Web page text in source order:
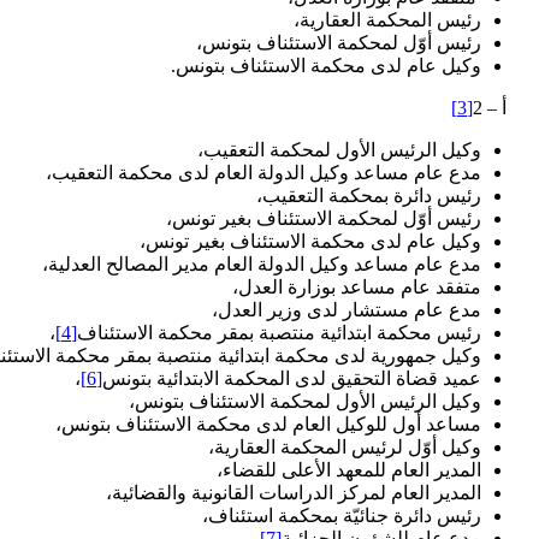
رئيس المحكمة العقارية،
رئيس أوّل لمحكمة الاستئناف بتونس،
وكيل عام لدى محكمة الاستئناف بتونس.
أ – 2 [3]
وكيل الرئيس الأول لمحكمة التعقيب،
مدع عام مساعد وكيل الدولة العام لدى محكمة التعقيب،
رئيس دائرة بمحكمة التعقيب،
رئيس أوّل لمحكمة الاستئناف بغير تونس،
وكيل عام لدى محكمة الاستئناف بغير تونس،
مدع عام مساعد وكيل الدولة العام مدير المصالح العدلية،
متفقد عام مساعد بوزارة العدل،
مدع عام مستشار لدى وزير العدل،
رئيس محكمة ابتدائية منتصبة بمقر محكمة الاستئناف[4]
،
وكيل جمهورية لدى محكمة ابتدائية منتصبة بمقر محكمة
عميد قضاة التحقيق لدى المحكمة الابتدائية بتونس[6]
،
وكيل الرئيس الأول لمحكمة الاستئناف بتونس،
مساعد أول للوكيل العام لدى محكمة الاستئناف بتونس،
وكيل أوّل لرئيس المحكمة العقارية،
المدير العام للمعهد الأعلى للقضاء،
المدير العام لمركز الدراسات القانونية والقضائية،
رئيس دائرة جنائيّة بمحكمة استئناف،